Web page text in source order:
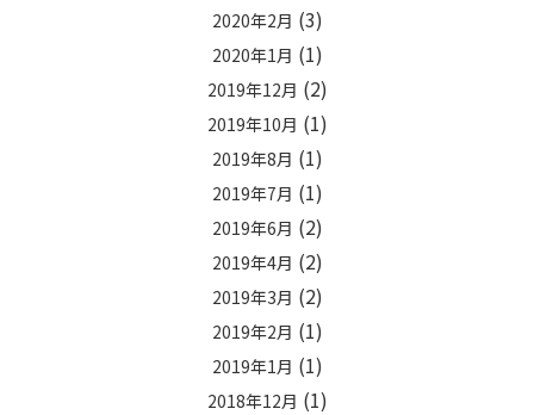
2020年2月 (3)
2020年1月 (1)
2019年12月 (2)
2019年10月 (1)
2019年8月 (1)
2019年7月 (1)
2019年6月 (2)
2019年4月 (2)
2019年3月 (2)
2019年2月 (1)
2019年1月 (1)
2018年12月 (1)